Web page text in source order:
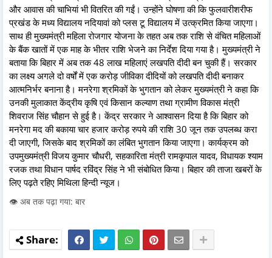
और आवास की चाभियां भी वितरित की गईं। उन्होंने घोषणा की कि फुलवारीशरीफ
प्रखंड के मध्य विद्यालय नदियावां को प्लस टू विद्यालय में उत्क्रमित किया जाएगा।
साथ ही मुख्यमंत्री महिला रोजगार योजना के तहत अब तक राशि से वंचित महिलाओं
के बैंक खातों में एक माह के भीतर राशि भेजने का निर्देश दिया गया है। मुख्यमंत्री ने
बताया कि बिहार में अब तक 48 लाख महिलाएं लखपति दीदी बन चुकी हैं। सरकार
का लक्ष्य अगले दो वर्षों में एक करोड़ जीविका दीदियों को लखपति दीदी बनाकर
आत्मनिर्भर बनाना है। मनरेगा श्रमिकों के भुगतान को लेकर मुख्यमंत्री ने कहा कि
उनकी मुलाकात केंद्रीय कृषि एवं किसान कल्याण तथा ग्रामीण विकास मंत्री
शिवराज सिंह चौहान से हुई है। केंद्र सरकार ने आश्वासन दिया है कि बिहार को
मनरेगा मद की बकाया चार हजार करोड़ रुपये की राशि 30 जून तक उपलब्ध करा
दी जाएगी, जिसके बाद श्रमिकों का लंबित भुगतान किया जाएगा। कार्यक्रम को
उपमुख्यमंत्री विजय कुमार चौधरी, सहकारिता मंत्री रामकृपाल यादव, विधायक श्याम
रजक तथा विधान पार्षद रविंद्र सिंह ने भी संबोधित किया। बिहार की ताजा खबरों के
लिए पढ़ते रहिए मिथिला हिन्दी न्यूज।
👁️ अब तक पढ़ा गया: बार